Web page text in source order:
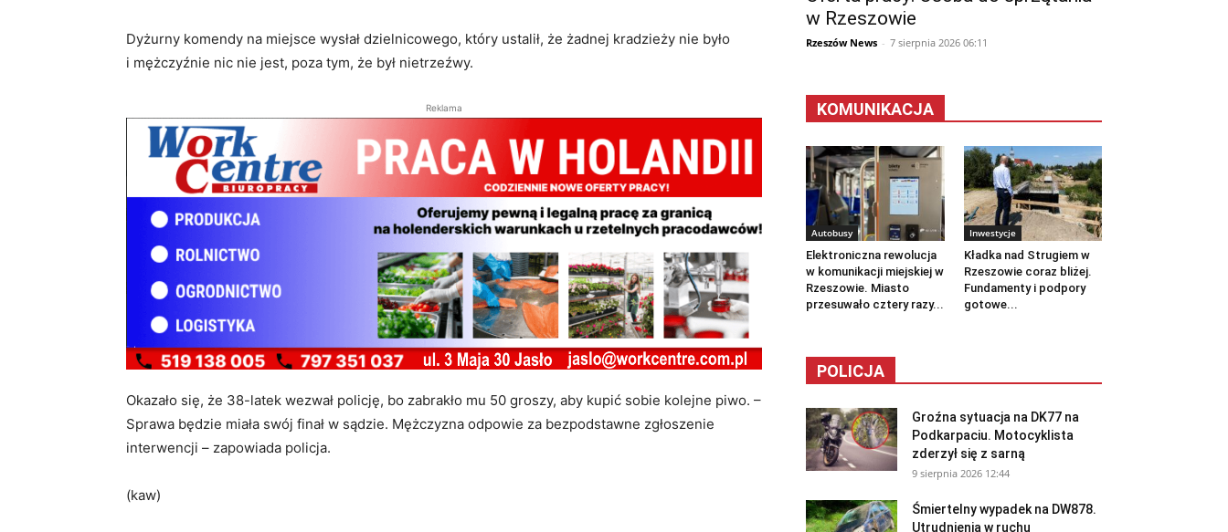
Dyżurny komendy na miejsce wysłał dzielnicowego, który ustalił, że żadnej kradzieży nie było
i mężczyźnie nic nie jest, poza tym, że był nietrzeźwy.
Reklama
Okazało się, że 38-latek wezwał policję, bo zabrakło mu 50 groszy, aby kupić sobie kolejne piwo. –
Sprawa będzie miała swój finał w sądzie. Mężczyzna odpowie za bezpodstawne zgłoszenie
interwencji – zapowiada policja.
(kaw)
w Rzeszowie
Rzeszów News - 7 sierpnia 2026 06:11
KOMUNIKACJA
Autobusy
Elektroniczna rewolucja
w komunikacji miejskiej w
Rzeszowie. Miasto
przesuwało cztery razy...
Inwestycje
Kładka nad Strugiem w
Rzeszowie coraz bliżej.
Fundamenty i podpory
gotowe...
POLICJA
Groźna sytuacja na DK77 na
Podkarpaciu. Motocyklista
zderzył się z sarną
9 sierpnia 2026 12:44
Śmiertelny wypadek na DW878.
Utrudnienia w ruchu